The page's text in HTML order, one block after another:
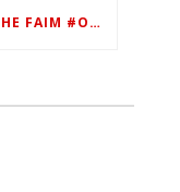
ARTISTES CONFIRMÉS – THE FAIM #OSN22